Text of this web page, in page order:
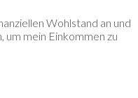
Wohlstand an und
um mein Einkommen zu